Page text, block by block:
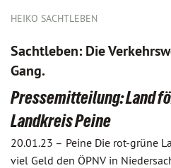
HEIKO SACHTLEBEN
Sachtleben: Die
Gang.
Pressemitteilung: Land
Landkreis Peine
20.01.23 – Peine Die rot-grüne
viel Geld den ÖPNV in